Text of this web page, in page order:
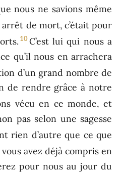
nous ne savions même
arrêt de mort, c’était pour
10C’est lui qui nous a
qu’il nous en arrachera
d’un grand nombre de
de rendre grâce à notre
vécu en ce monde, et
pas selon une sagesse
rien d’autre que ce que
avez déjà compris en
pour nous au jour du